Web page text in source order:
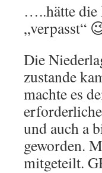
…..hätte die
„verpasst“
Die
zustande
machte es
und auch a
geworden.
mitgeteilt.